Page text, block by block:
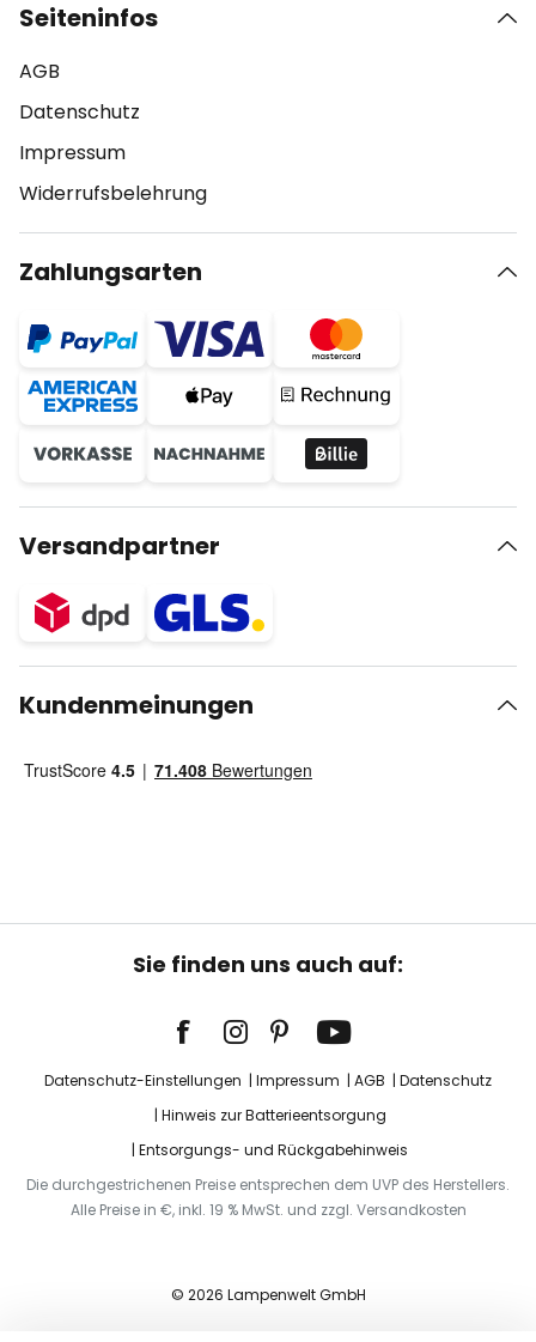
Seiteninfos
AGB
Datenschutz
Impressum
Widerrufsbelehrung
Zahlungsarten
Versandpartner
Kundenmeinungen
Sie finden uns auch auf:
Datenschutz-Einstellungen Impressum AGB
Datenschutz
Hinweis zur Batterieentsorgung
Entsorgungs- und Rückgabehinweis
Die durchgestrichenen Preise entsprechen dem UVP des Herstellers.
Alle Preise in €, inkl. 19 % MwSt. und zzgl. Versandkosten
© 2026 Lampenwelt GmbH